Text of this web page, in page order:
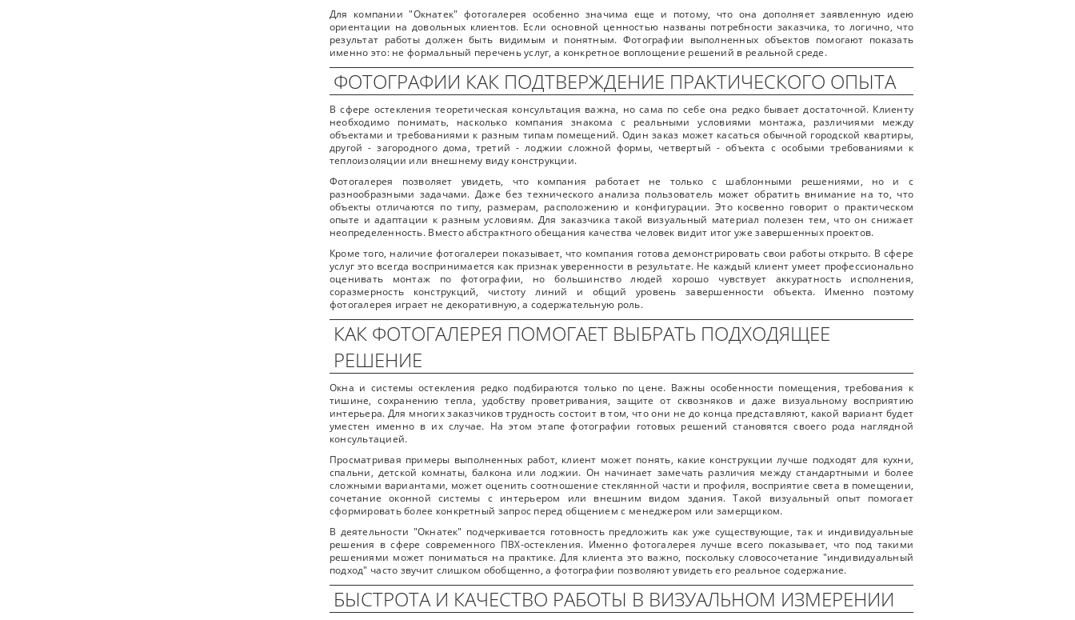
Для компании "Окнатек" фотогалерея особенно значима еще и потому, что она дополняет заявленную идею
ориентации на довольных клиентов. Если основной ценностью названы потребности заказчика, то логично, что
результат работы должен быть видимым и понятным. Фотографии выполненных объектов помогают показать
именно это: не формальный перечень услуг, а конкретное воплощение решений в реальной среде.
ФОТОГРАФИИ КАК ПОДТВЕРЖДЕНИЕ ПРАКТИЧЕСКОГО ОПЫТА
В сфере остекления теоретическая консультация важна, но сама по себе она редко бывает достаточной. Клиенту
необходимо понимать, насколько компания знакома с реальными условиями монтажа, различиями между
объектами и требованиями к разным типам помещений. Один заказ может касаться обычной городской квартиры,
другой - загородного дома, третий - лоджии сложной формы, четвертый - объекта с особыми требованиями к
теплоизоляции или внешнему виду конструкции.
Фотогалерея позволяет увидеть, что компания работает не только с шаблонными решениями, но и с
разнообразными задачами. Даже без технического анализа пользователь может обратить внимание на то, что
объекты отличаются по типу, размерам, расположению и конфигурации. Это косвенно говорит о практическом
опыте и адаптации к разным условиям. Для заказчика такой визуальный материал полезен тем, что он снижает
неопределенность. Вместо абстрактного обещания качества человек видит итог уже завершенных проектов.
Кроме того, наличие фотогалереи показывает, что компания готова демонстрировать свои работы открыто. В сфере
услуг это всегда воспринимается как признак уверенности в результате. Не каждый клиент умеет профессионально
оценивать монтаж по фотографии, но большинство людей хорошо чувствует аккуратность исполнения,
соразмерность конструкций, чистоту линий и общий уровень завершенности объекта. Именно поэтому
фотогалерея играет не декоративную, а содержательную роль.
КАК ФОТОГАЛЕРЕЯ ПОМОГАЕТ ВЫБРАТЬ ПОДХОДЯЩЕЕ
РЕШЕНИЕ
Окна и системы остекления редко подбираются только по цене. Важны особенности помещения, требования к
тишине, сохранению тепла, удобству проветривания, защите от сквозняков и даже визуальному восприятию
интерьера. Для многих заказчиков трудность состоит в том, что они не до конца представляют, какой вариант будет
уместен именно в их случае. На этом этапе фотографии готовых решений становятся своего рода наглядной
консультацией.
Просматривая примеры выполненных работ, клиент может понять, какие конструкции лучше подходят для кухни,
спальни, детской комнаты, балкона или лоджии. Он начинает замечать различия между стандартными и более
сложными вариантами, может оценить соотношение стеклянной части и профиля, восприятие света в помещении,
сочетание оконной системы с интерьером или внешним видом здания. Такой визуальный опыт помогает
сформировать более конкретный запрос перед общением с менеджером или замерщиком.
В деятельности "Окнатек" подчеркивается готовность предложить как уже существующие, так и индивидуальные
решения в сфере современного ПВХ-остекления. Именно фотогалерея лучше всего показывает, что под такими
решениями может пониматься на практике. Для клиента это важно, поскольку словосочетание "индивидуальный
подход" часто звучит слишком обобщенно, а фотографии позволяют увидеть его реальное содержание.
БЫСТРОТА И КАЧЕСТВО РАБОТЫ В ВИЗУАЛЬНОМ ИЗМЕРЕНИИ